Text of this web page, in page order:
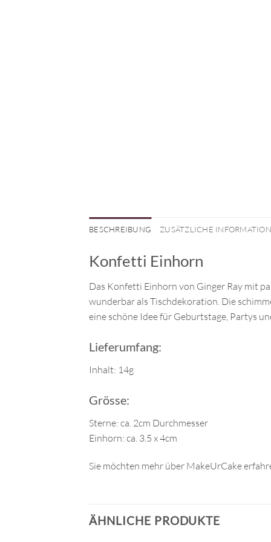
BESCHREIBUNG ZUSÄTZLICHE
Konfetti Einhorn
Das Konfetti Einhorn von Ginger Ray mit
wunderbar als Tischdekoration. Die
eine schöne Idee für Geburtstage, Partys
Lieferumfang:
Inhalt: 14g
Grösse:
Sterne: ca. 2cm Durchmesser
Einhorn: ca. 3.5 x 4cm
Sie möchten mehr über MakeUrCake
ÄHNLICHE PRODUKTE